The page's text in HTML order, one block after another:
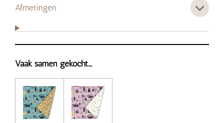
Afmetingen
Vaak samen gekocht....